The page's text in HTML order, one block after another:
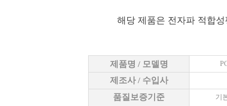
해당 제품은 전자파 적합
제품명 / 모델명
제조사 / 수입사
품질보증기준
기